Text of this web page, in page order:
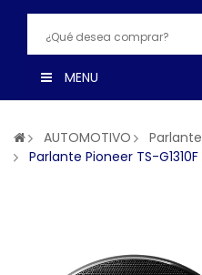
MENU
AUTOMOTIVO
Parlante
Parlante Pioneer TS-